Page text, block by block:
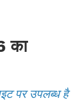
का
पर उपलब्ध है